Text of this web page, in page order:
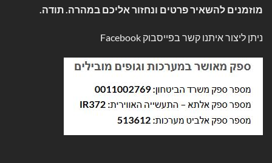
מוזמנים להשאיר פרטים ונחזור אליכם במהרה. תודה.
ניתן ליצור איתנו קשר בפייסבוק Facebook